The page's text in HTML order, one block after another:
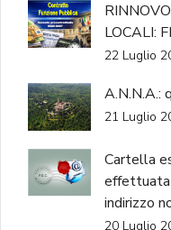
LOCALI:
22 Luglio
A.N.N.A.:
21 Luglio
Cartella
effettuata
indirizzo
20 Luglio